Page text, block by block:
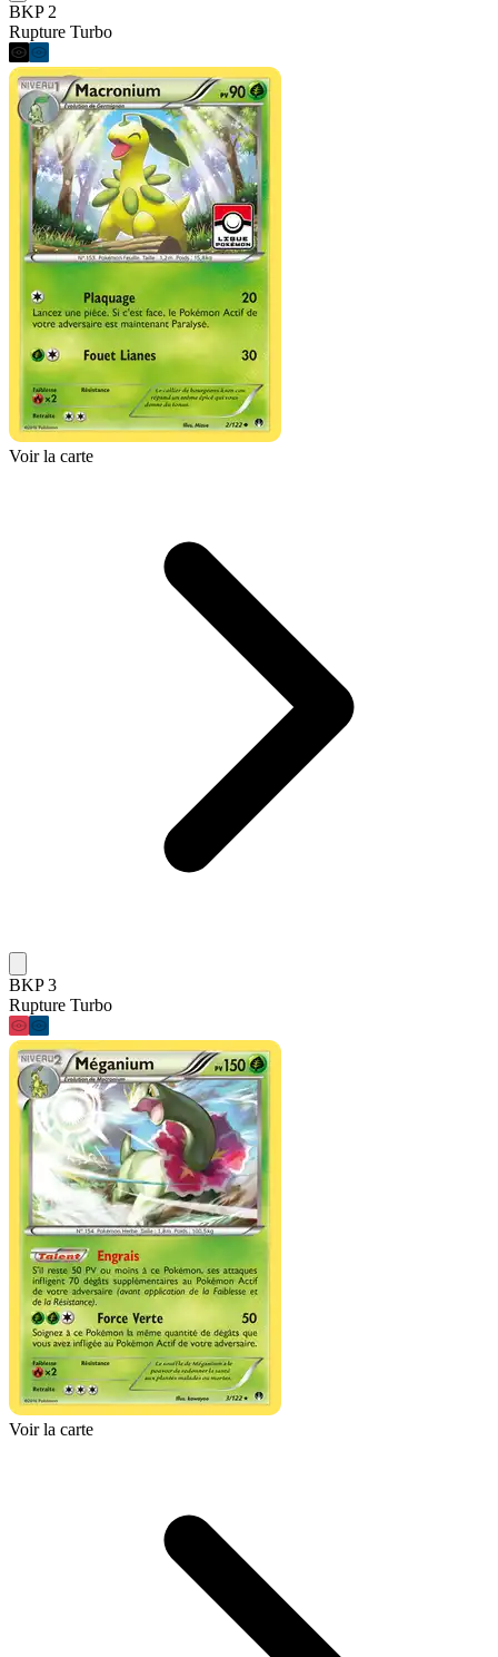
BKP 2
Rupture Turbo
Voir la carte
BKP 3
Rupture Turbo
Voir la carte